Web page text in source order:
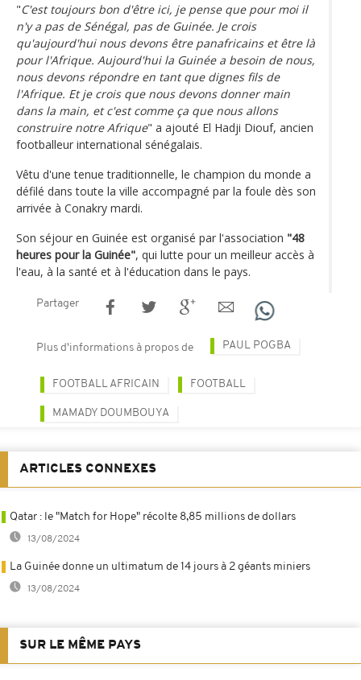
"C'est toujours bon d'être ici, je pense que pour moi il
n'y a pas de Sénégal, pas de Guinée. Je crois
qu'aujourd'hui nous devons être panafricains et être là
pour l'Afrique. Aujourd'hui la Guinée a besoin de nous,
nous devons répondre en tant que dignes fils de
l'Afrique. Et je crois que nous devons donner main
dans la main, et c'est comme ça que nous allons
construire notre Afrique" a ajouté El Hadji Diouf, ancien
footballeur international sénégalais.
Vêtu d'une tenue traditionnelle, le champion du monde a
défilé dans toute la ville accompagné par la foule dès son
arrivée à Conakry mardi.
Son séjour en Guinée est organisé par l'association "48
heures pour la Guinée", qui lutte pour un meilleur accès à
l'eau, à la santé et à l'éducation dans le pays.
Partager
Plus d'informations à propos de PAUL POGBA
FOOTBALL AFRICAIN FOOTBALL
MAMADY DOUMBOUYA
ARTICLES CONNEXES
Qatar : le "Match for Hope" récolte 8,85 millions de dollars
13/08/2024
La Guinée donne un ultimatum de 14 jours à 2 géants miniers
13/08/2024
SUR LE MÊME PAYS